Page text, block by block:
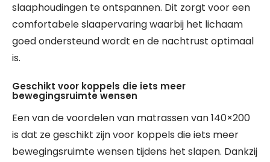
slaaphoudingen te ontspannen. Dit zorgt voor een
comfortabele slaapervaring waarbij het lichaam
goed ondersteund wordt en de nachtrust optimaal
is.
Geschikt voor koppels die iets meer
bewegingsruimte wensen
Een van de voordelen van matrassen van 140×200
is dat ze geschikt zijn voor koppels die iets meer
bewegingsruimte wensen tijdens het slapen. Dankzij